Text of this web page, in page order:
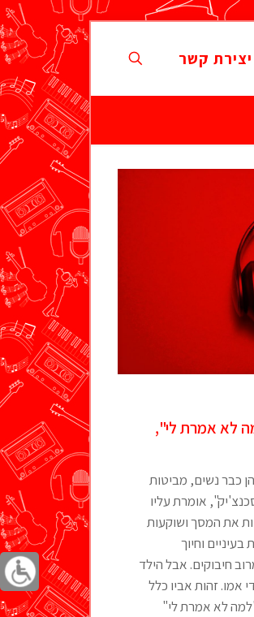
יצירת קשר
לא אמרת לי",
כבר נשים, מביטות
אומרת עליו
את המסך ושוקעות
וחיוך
חיבוקים. אבל הילד
אמו. זהות אביו כלל
לא אמרת לי"